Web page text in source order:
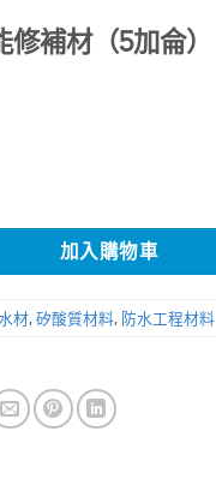
補材（5加侖）
5加侖） 數量
加入購物車
材,矽酸質材料, 防水工程材料